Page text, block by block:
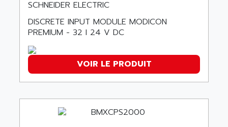
DIAS
SMTBSI
MP
STATOVAR
SINUMERIK 820
ANIME
ANKAM
ANKER
ANRITSU
ANS
ANSALDO
SCHNEIDER ELECTRIC
DISCRETE INPUT MODULE MODICON
PREMIUM - 32 I 24 V DC
VOIR LE PRODUIT